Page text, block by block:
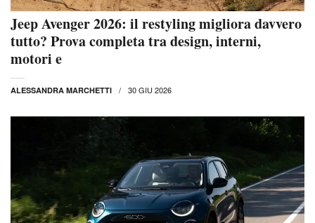
Jeep Avenger 2026: il restyling migliora davvero
tutto? Prova completa tra design, interni,
motori e
ALESSANDRA MARCHETTI 30 GIU 2026